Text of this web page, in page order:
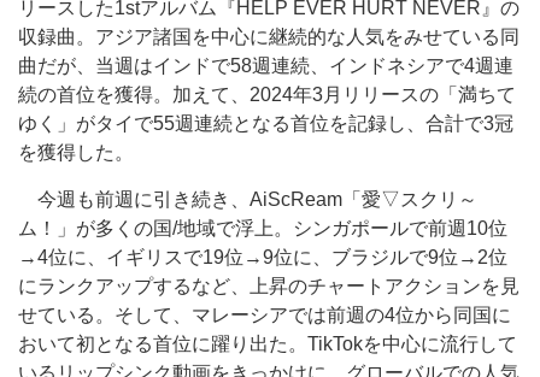
リースした1stアルバム『HELP EVER HURT NEVER』の
収録曲。アジア諸国を中心に継続的な人気をみせている同
曲だが、当週はインドで58週連続、インドネシアで4週連
続の首位を獲得。加えて、2024年3月リリースの「満ちて
ゆく」がタイで55週連続となる首位を記録し、合計で3冠
を獲得した。
今週も前週に引き続き、AiScReam「愛▽スクリ～
ム！」が多くの国/地域で浮上。シンガポールで前週10位
→4位に、イギリスで19位→9位に、ブラジルで9位→2位
にランクアップするなど、上昇のチャートアクションを見
せている。そして、マレーシアでは前週の4位から同国に
おいて初となる首位に躍り出た。TikTokを中心に流行して
いるリップシンク動画をきっかけに、グローバルでの人気